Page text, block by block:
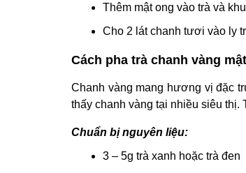
Thêm mật ong vào trà và
Cho 2 lát chanh tươi vào ly
Cách pha trà chanh vàng
Chanh vàng mang hương vị đặc
thấy chanh vàng tại nhiều siêu thị.
Chuẩn bị nguyên liệu:
3 – 5g trà xanh hoặc trà đen